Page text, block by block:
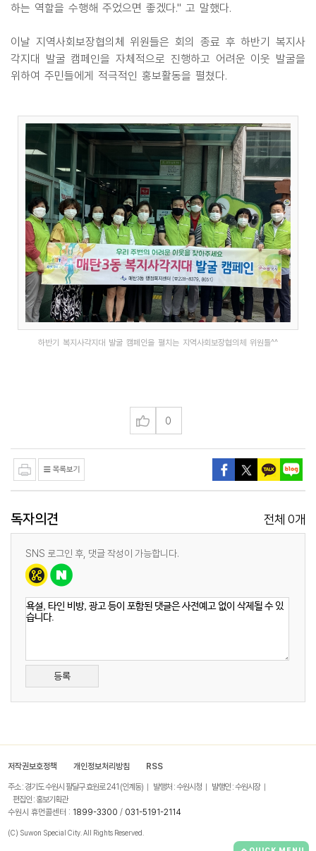
하는 역할을 수행해 주었으면 좋겠다." 고 말했다.
이날 지역사회보장협의체 위원들은 회의 종료 후 하반기 복지사
각지대 발굴 캠페인을 자체적으로 진행하고 어려운 이웃 발굴을
위하여 주민들에게 적극적인 홍보활동을 펼쳤다.
하반기 복지사각지대 발굴 캠페인을 펼치는 지역사회보장협의체 위원들^^
0
독자의견 전체 0개
SNS 로그인 후, 댓글 작성이 가능합니다.
등록
저작권보호정책 개인정보처리방침 RSS
주소 : 경기도 수원시 팔달구 효원로 241 (인계동) 발행처 : 수원시청
발행인 : 수원시장
편집인 : 홍보기획관
수원시 휴먼콜센터 : 1899-3300 / 031-5191-2114
(C) Suwon Special City. All Rights Reserved.